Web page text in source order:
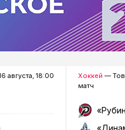
августа, 18:00 Хоккей —
матч